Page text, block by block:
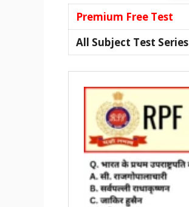
Premium Free Test
All Subject Test Series